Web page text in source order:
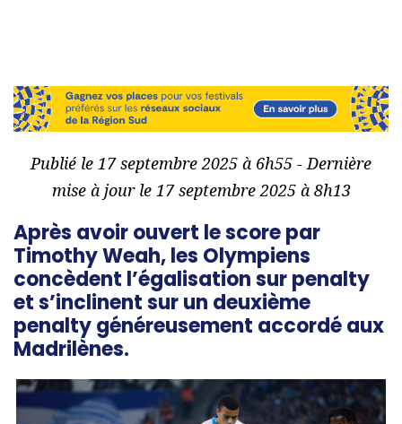
Publié le 17 septembre 2025 à 6h55 - Dernière
mise à jour le 17 septembre 2025 à 8h13
Après avoir ouvert le score par
Timothy Weah, les Olympiens
concèdent l’égalisation sur penalty
et s’inclinent sur un deuxième
penalty généreusement accordé aux
Madrilènes.